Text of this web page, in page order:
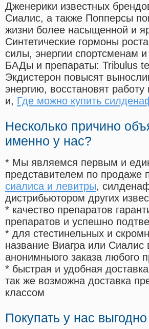
Дженерики известных
Сиалис, а также Попперсы
жизни более насыщенной и
Синтетические гормоны роста
силы, энергии спортсменам
БАДы и препараты: Tribulus
Экдистерон повысят
энергию, восстановят
и, Где можно купить
Несколько причино
именно у нас?
* Мы являемся первым и
представителем по продаже
сиалиса и левитры,
дистрибьютором других
* качество препаратов
препаратов и успешно
* для стестинельных и
название Виагра или Сиалис
анонимныого заказа любого
* быстрая и удобная
так же возможна доставка
классом
Покупать у нас выгодно